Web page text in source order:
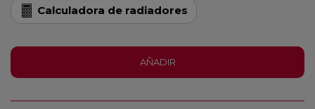
Calculadora de radiadores
AÑADIR